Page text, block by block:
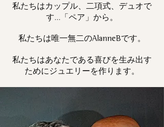
私たちはカップル、二項式、デュオで
す...「ペア」から。
私たちは唯一無二のAlanneBです。
私たちはあなたである喜びを生み出す
ためにジュエリーを作ります。